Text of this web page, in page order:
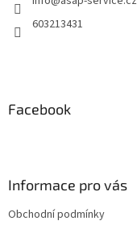
603213431
Facebook
Informace pro vás
Obchodní podmínky